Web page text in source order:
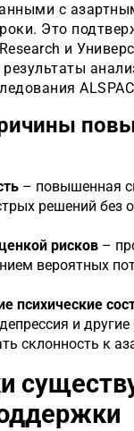
с
Это
и
– повышенная
решений без
рисков –
вероятных
психические
и другие
склонность к